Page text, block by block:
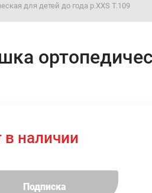
для детей до года р.XXS Т.109
в наличии
Подписка